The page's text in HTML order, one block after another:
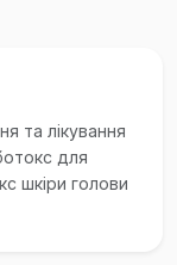
та лікування
для
шкіри голови